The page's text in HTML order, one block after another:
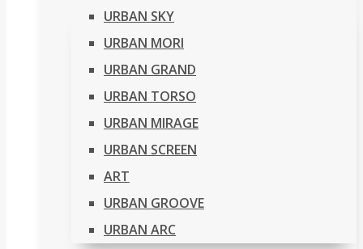
URBAN SKY
URBAN MORI
URBAN GRAND
URBAN TORSO
URBAN MIRAGE
URBAN SCREEN
ART
URBAN GROOVE
URBAN ARC